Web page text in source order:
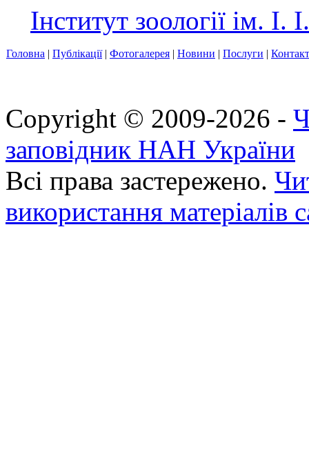
Інститут зоології ім.
Головна | Публікації| Фотогалерея | Новини | Послуги |
Copyright © 2009-2026 -
заповідник НАН України
Всі права застережено.
використання матеріалів